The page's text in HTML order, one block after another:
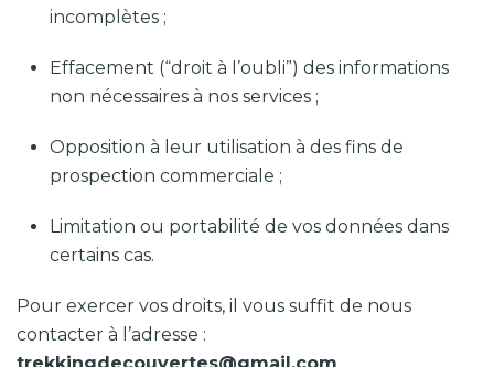
incomplètes ;
Effacement (“droit à l’oubli”) des informations
non nécessaires à nos services ;
Opposition à leur utilisation à des fins de
prospection commerciale ;
Limitation ou portabilité de vos données dans
certains cas.
Pour exercer vos droits, il vous suffit de nous
contacter à l’adresse :